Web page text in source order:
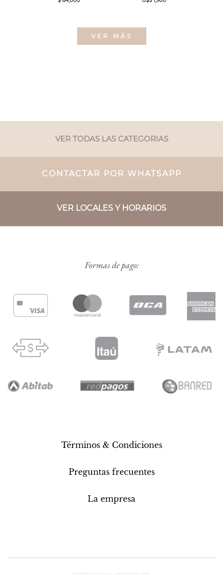
VER MÁS
VER TODAS LAS CATEGORIAS
CONTACTAR POR WHATSAPP
VER LOCALES Y HORARIOS
Formas de pago:
Términos & Condiciones
Preguntas frecuentes
La empresa